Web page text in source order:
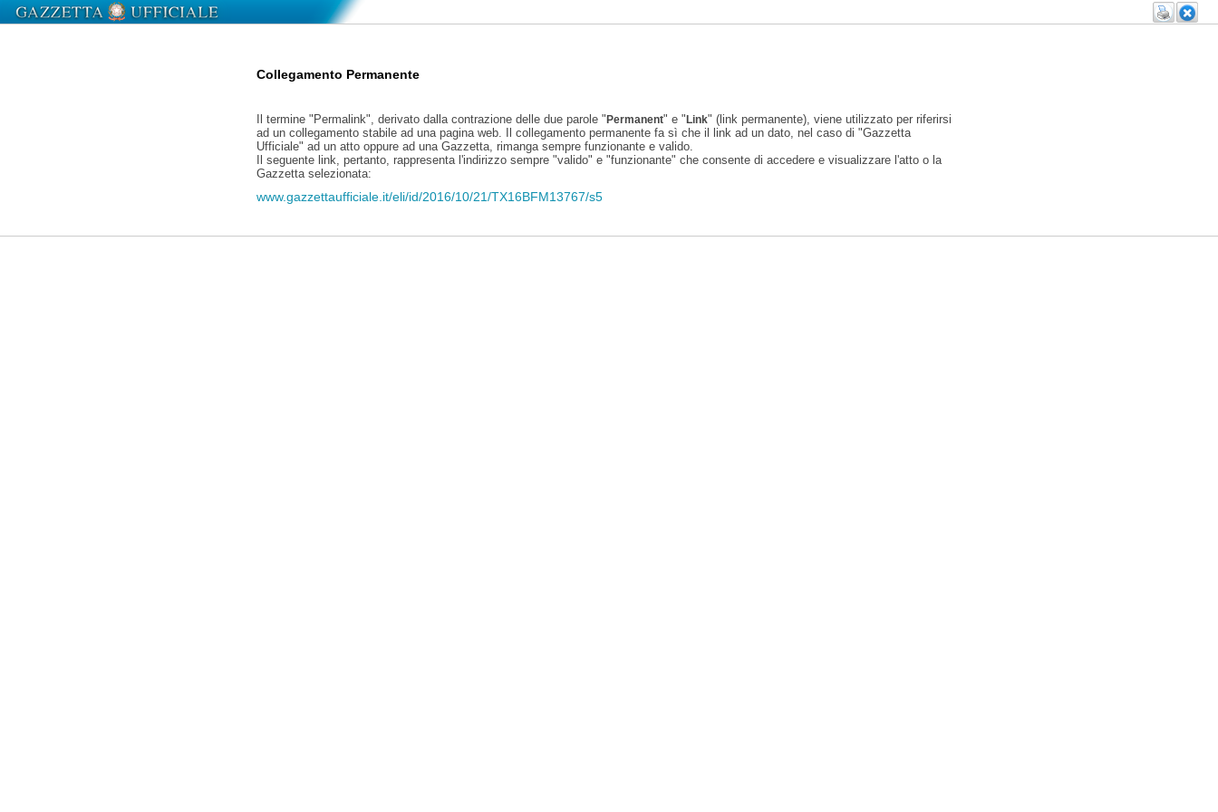
Collegamento Permanente
Il termine "Permalink", derivato dalla contrazione delle due parole "Permanent" e "Link" (link permanente), viene utilizzato per riferirsi
ad un collegamento stabile ad una pagina web. Il collegamento permanente fa sì che il link ad un dato, nel caso di "Gazzetta
Ufficiale" ad un atto oppure ad una Gazzetta, rimanga sempre funzionante e valido.
Il seguente link, pertanto, rappresenta l'indirizzo sempre "valido" e "funzionante" che consente di accedere e visualizzare l'atto o la
Gazzetta selezionata:
www.gazzettaufficiale.it/eli/id/2016/10/21/TX16BFM13767/s5